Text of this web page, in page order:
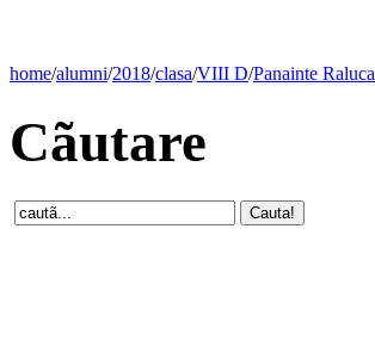
home/alumni/2018/clasa/VIII D/Panainte Raluca
Cãutare